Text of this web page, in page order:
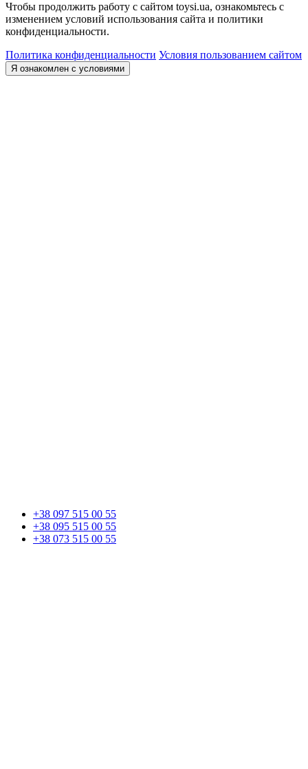
Чтобы продолжить работу с сайтом toysi.ua, ознакомьтесь с
изменением условий использования сайта и политики
конфиденциальности.
Политика конфиденциальности Условия пользованием сайтом
Я ознакомлен с условиями
+38 097 515 00 55
+38 095 515 00 55
+38 073 515 00 55